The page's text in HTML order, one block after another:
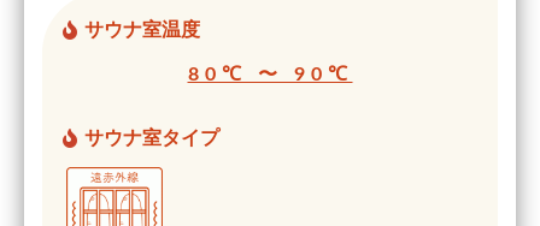
サウナ室温度
80℃ 〜 90℃
サウナ室タイプ